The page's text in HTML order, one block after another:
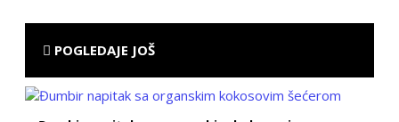
POGLEDAJE JOŠ